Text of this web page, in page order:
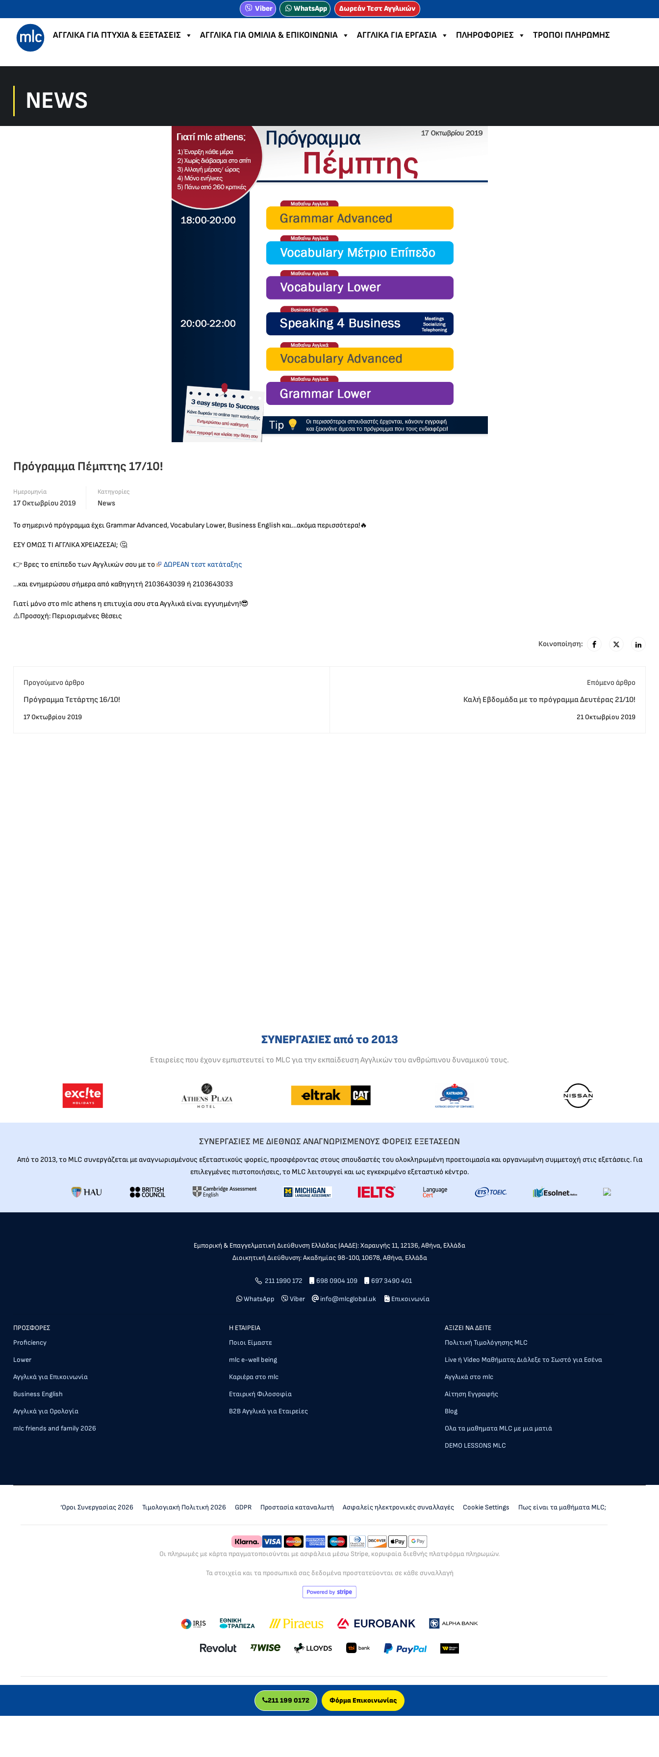
Viber WhatsApp Δωρεάν Τεστ Αγγλικών
ΑΓΓΛΙΚΑ ΓΙΑ ΠΤΥΧΙΑ & ΕΞΕΤΑΣΕΙΣ ΑΓΓΛΙΚΑ ΓΙΑ ΟΜΙΛΙΑ & ΕΠΙΚΟΙΝΩΝΙΑ ΑΓΓΛΙΚΑ ΓΙΑ ΕΡΓΑΣΙΑ ΠΛΗΡΟΦΟΡΙΕΣ TΡΟΠΟΙ ΠΛΗΡΩΜΗΣ
NEWS
Πρόγραμμα Πέμπτης 17/10!
Ημερομηνία
17 Οκτωβρίου 2019
Κατηγορίες
News
Το σημερινό πρόγραμμα έχει Grammar Advanced, Vocabulary Lower, Business English και…ακόμα περισσότερα!🔥
ΕΣΥ ΟΜΩΣ ΤΙ ΑΓΓΛΙΚΑ ΧΡΕΙΑΖΕΣΑΙ; 🤔
👉 Βρες το επίπεδο των Αγγλικών σου με το ΔΩΡΕΑΝ τεστ κατάταξης
…και ενημερώσου σήμερα από καθηγητή 2103643039 ή 2103643033
Γιατί μόνο στο mlc athens η επιτυχία σου στα Αγγλικά είναι εγγυημένη!😎
⚠️Προσοχή: Περιορισμένες θέσεις
Κοινοποίηση:
Προγούμενο άρθρο
Πρόγραμμα Τετάρτης 16/10!
17 Οκτωβρίου 2019
Eπόμενο άρθρο
Καλή Εβδομάδα με το πρόγραμμα Δευτέρας 21/10!
21 Οκτωβρίου 2019
ΣΥΝΕΡΓΑΣΙΕΣ από το 2013
Εταιρείες που έχουν εμπιστευτεί το MLC για την εκπαίδευση Αγγλικών του ανθρώπινου δυναμικού τους.
ΣΥΝΕΡΓΑΣΙΕΣ ΜΕ ΔΙΕΘΝΩΣ ΑΝΑΓΝΩΡΙΣΜΕΝΟΥΣ ΦΟΡΕΙΣ ΕΞΕΤΑΣΕΩΝ
Από το 2013, το MLC συνεργάζεται με αναγνωρισμένους εξεταστικούς φορείς, προσφέροντας στους σπουδαστές του ολοκληρωμένη προετοιμασία και οργανωμένη συμμετοχή στις εξετάσεις. Για
επιλεγμένες πιστοποιήσεις, το MLC λειτουργεί και ως εγκεκριμένο εξεταστικό κέντρο.
Εμπορική & Επαγγελματική Διεύθυνση Ελλάδας (ΑΑΔΕ): Χαραυγής 11, 12136, Αθήνα, Ελλάδα
Διοικητική Διεύθυνση: Ακαδημίας 98-100, 10678, Αθήνα, Ελλάδα
211 1990 172 698 0904 109 697 3490 401
WhatsApp Viber info@mlcglobal.uk Επικοινωνία
ΠΡΟΣΦΟΡΕΣ
Proficiency
Lower
Αγγλικά για Επικοινωνία
Business English
Αγγλικά για Ορολογία
mlc friends and family 2026
Η ΕΤΑΙΡΕΙΑ
Ποιοι Είμαστε
mlc e-well being
Καριέρα στο mlc
Εταιρική Φιλοσοφία
Β2Β Αγγλικά για Εταιρείες
AΞΙΖΕΙ ΝΑ ΔΕΙΤΕ
Πολιτική Τιμολόγησης MLC
Live ή Video Μαθήματα; Διάλεξε το Σωστό για Εσένα
Αγγλικά στο mlc
Αίτηση Εγγραφής
Blog
Ολα τα μαθηματα MLC με μια ματιά
DEMO LESSONS MLC
‘Οροι Συνεργασίας 2026 Τιμολογιακή Πολιτική 2026 GDPR Προστασία καταναλωτή Ασφαλείς ηλεκτρονικές συναλλαγές Cookie Settings Πως είναι τα μαθήματα MLC;
Οι πληρωμές με κάρτα πραγματοποιούνται με ασφάλεια μέσω Stripe, κορυφαία διεθνής πλατφόρμα πληρωμών.
Τα στοιχεία και τα προσωπικά σας δεδομένα προστατεύονται σε κάθε συναλλαγή
MLC GLOBAL LTD
Η MLC GLOBAL LTD είναι βρετανική εταιρεία, πιστοποιημένη για την παροχή διαδικτυακών μαθημάτων, με δραστηριότητα στην Ελλάδα από το 2013.
211 199 0172 Φόρμα Επικοινωνίας